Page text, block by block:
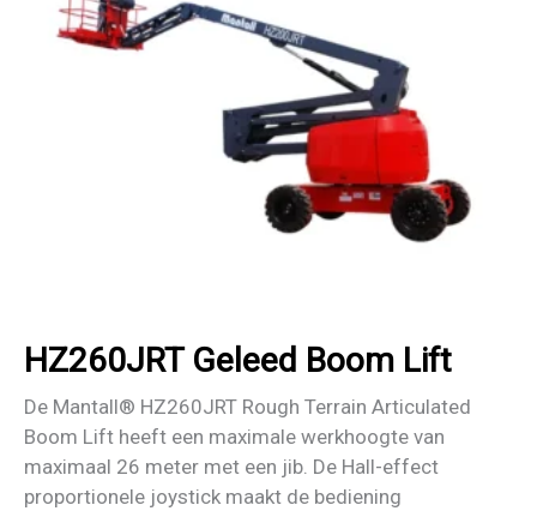
HZ260JRT Geleed Boom Lift
De Mantall® HZ260JRT Rough Terrain Articulated
Boom Lift heeft een maximale werkhoogte van
maximaal 26 meter met een jib. De Hall-effect
proportionele joystick maakt de bediening